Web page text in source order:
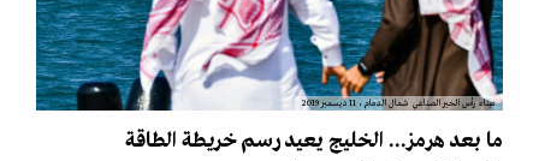
ميناء رأس الخير الصناعي شمال الدمام، 11 ديسمبر 2019
ما بعد هرمز... الخليج يعيد رسم خريطة الطاقة